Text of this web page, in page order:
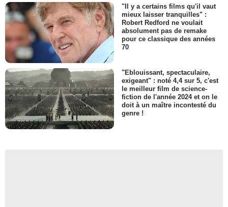
"Il y a certains films qu'il vaut
mieux laisser tranquilles" :
Robert Redford ne voulait
absolument pas de remake
pour ce classique des années
70
"Eblouissant, spectaculaire,
exigeant" : noté 4,4 sur 5, c'est
le meilleur film de science-
fiction de l'année 2024 et on le
doit à un maître incontesté du
genre !